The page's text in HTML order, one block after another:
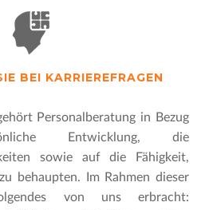
BEI KARRIEREFRAGEN
Personalberatung in Bezug
Entwicklung, die
sowie auf die Fähigkeit,
behaupten. Im Rahmen dieser
von uns erbracht: